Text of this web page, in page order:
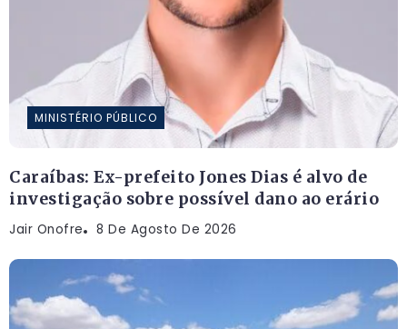
MINISTÉRIO PÚBLICO
Caraíbas: Ex-prefeito Jones Dias é alvo de
investigação sobre possível dano ao erário
Jair Onofre 8 De Agosto De 2026